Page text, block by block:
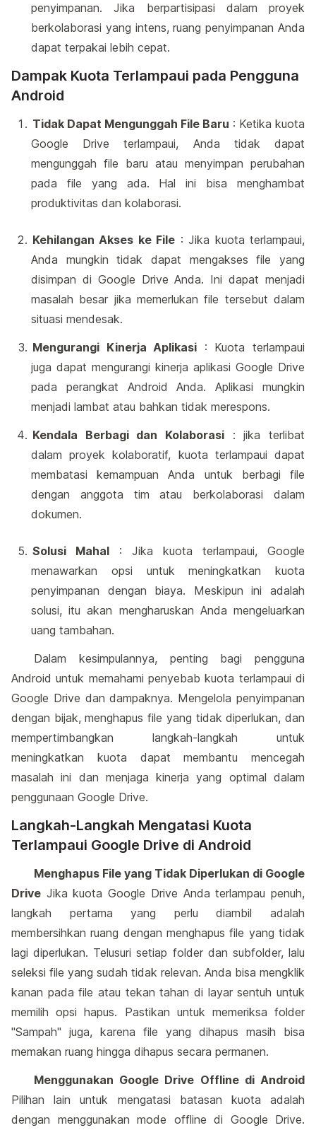
penyimpanan. Jika berpartisipasi dalam proyek
berkolaborasi yang intens, ruang penyimpanan Anda
dapat terpakai lebih cepat.
Dampak Kuota Terlampaui pada Pengguna
Android
Tidak Dapat Mengunggah File Baru : Ketika kuota
Google Drive terlampaui, Anda tidak dapat
mengunggah file baru atau menyimpan perubahan
pada file yang ada. Hal ini bisa menghambat
produktivitas dan kolaborasi.
Kehilangan Akses ke File : Jika kuota terlampaui,
Anda mungkin tidak dapat mengakses file yang
disimpan di Google Drive Anda. Ini dapat menjadi
masalah besar jika memerlukan file tersebut dalam
situasi mendesak.
Mengurangi Kinerja Aplikasi : Kuota terlampaui
juga dapat mengurangi kinerja aplikasi Google Drive
pada perangkat Android Anda. Aplikasi mungkin
menjadi lambat atau bahkan tidak merespons.
Kendala Berbagi dan Kolaborasi : jika terlibat
dalam proyek kolaboratif, kuota terlampaui dapat
membatasi kemampuan Anda untuk berbagi file
dengan anggota tim atau berkolaborasi dalam
dokumen.
Solusi Mahal : Jika kuota terlampaui, Google
menawarkan opsi untuk meningkatkan kuota
penyimpanan dengan biaya. Meskipun ini adalah
solusi, itu akan mengharuskan Anda mengeluarkan
uang tambahan.
Dalam kesimpulannya, penting bagi pengguna
Android untuk memahami penyebab kuota terlampaui di
Google Drive dan dampaknya. Mengelola penyimpanan
dengan bijak, menghapus file yang tidak diperlukan, dan
mempertimbangkan langkah-langkah untuk
meningkatkan kuota dapat membantu mencegah
masalah ini dan menjaga kinerja yang optimal dalam
penggunaan Google Drive.
Langkah-Langkah Mengatasi Kuota
Terlampaui Google Drive di Android
Menghapus File yang Tidak Diperlukan di Google
Drive Jika kuota Google Drive Anda terlampau penuh,
langkah pertama yang perlu diambil adalah
membersihkan ruang dengan menghapus file yang tidak
lagi diperlukan. Telusuri setiap folder dan subfolder, lalu
seleksi file yang sudah tidak relevan. Anda bisa mengklik
kanan pada file atau tekan tahan di layar sentuh untuk
memilih opsi hapus. Pastikan untuk memeriksa folder
"Sampah" juga, karena file yang dihapus masih bisa
memakan ruang hingga dihapus secara permanen.
Menggunakan Google Drive Offline di Android
Pilihan lain untuk mengatasi batasan kuota adalah
dengan menggunakan mode offline di Google Drive.